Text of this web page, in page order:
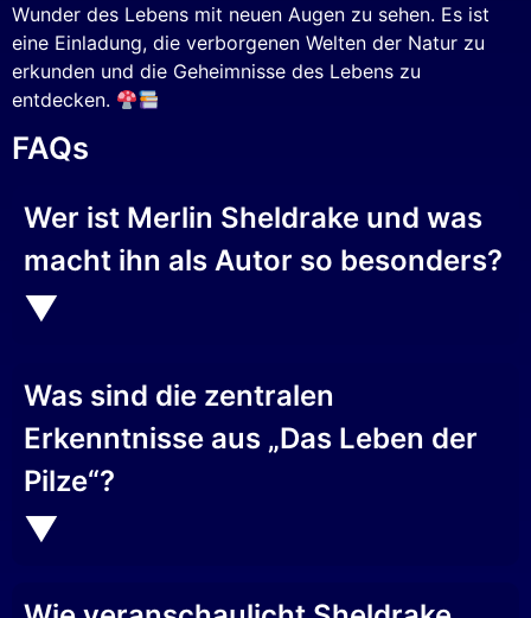
Wunder des Lebens mit neuen Augen zu sehen. Es ist
eine Einladung, die verborgenen Welten der Natur zu
erkunden und die Geheimnisse des Lebens zu
entdecken.
FAQs
Wer ist Merlin Sheldrake und was
macht ihn als Autor so besonders?
Was sind die zentralen
Erkenntnisse aus „Das Leben der
Pilze“?